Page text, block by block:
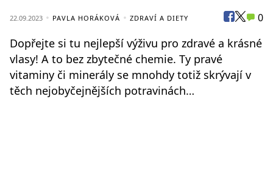
22.09.2023 PAVLA HORÁKOVÁ ZDRAVÍ A DIETY 0
Dopřejte si tu nejlepší výživu pro zdravé a krásné
vlasy! A to bez zbytečné chemie. Ty pravé
vitaminy či minerály se mnohdy totiž skrývají v
těch nejobyčejnějších potravinách…